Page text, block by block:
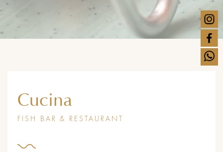
Cucina
FISH BAR & RESTAURANT